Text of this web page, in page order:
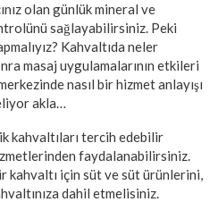
olan günlük mineral ve
sağlayabilirsiniz. Peki
Kahvaltıda neler
masaj uygulamalarının etkileri
nasıl bir hizmet anlayışı
akla…
kahvaltıları tercih edebilir
faydalanabilirsiniz.
kahvaltı için süt ve süt ürünlerini,
dahil etmelisiniz.